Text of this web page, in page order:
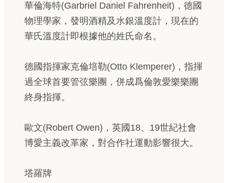
華倫海特(Garbriel Daniel Fahrenheit)，德國
物理學家，發明酒精及水銀溫度計，現在的
華氏溫度計即根據他的姓氏命名。
德國指揮家克倫培勒(Otto Klemperer)，指揮
過全球首要管弦樂團，併成爲倫敦愛樂樂團
終身指揮。
歐文(Robert Owen)，英國18、19世紀社會
博愛主義改革家，對合作社運動影響很大。
塔羅牌